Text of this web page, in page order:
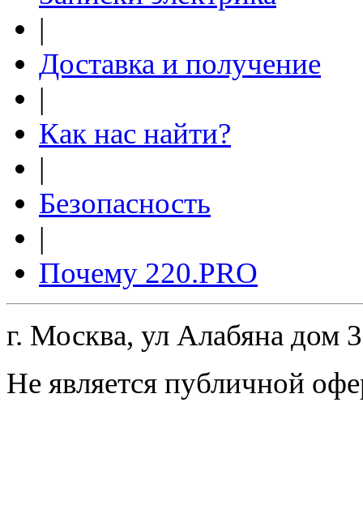
|
Доставка и получение
|
Как нас найти?
|
Безопасность
|
Почему 220.PRO
г. Москва, ул Алабяна дом
Не является публичной